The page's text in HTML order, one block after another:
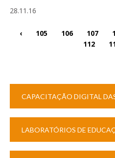
28.11.16
‹ 105 106 107
112
CAPACITAÇÃO DIGITAL
LABORATÓRIOS DE